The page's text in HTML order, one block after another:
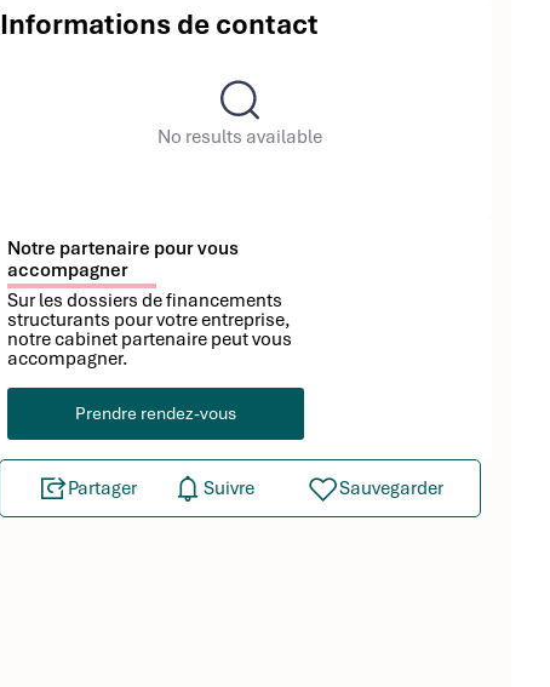
Informations de contact
No results available
Notre partenaire pour vous
accompagner
Sur les dossiers de financements
structurants pour votre entreprise,
notre cabinet partenaire peut vous
accompagner.
Prendre rendez-vous
Partager Suivre Sauvegarder